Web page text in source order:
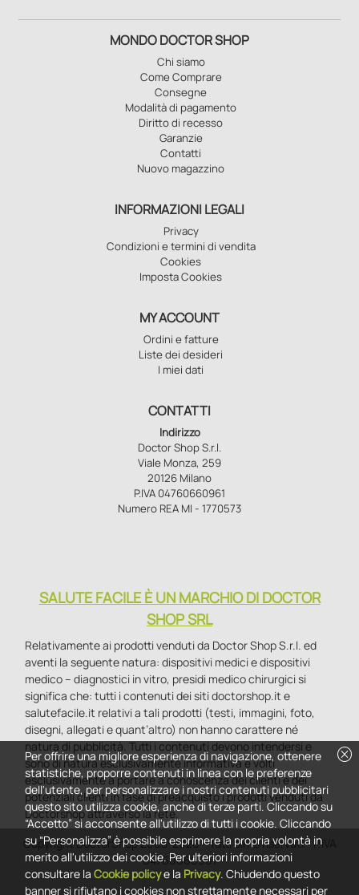
MONDO DOCTOR SHOP
Chi siamo
Come Comprare
Consegne
Modalità di pagamento
Diritto di recesso
Garanzie
Contatti
Nuovo magazzino
INFORMAZIONI LEGALI
Privacy
Condizioni e termini di vendita
Cookies
Imposta Cookies
MY ACCOUNT
Ordini e fatture
Liste dei desideri
I miei dati
CONTATTI
Indirizzo
Doctor Shop S.r.l.
Viale Monza, 259
20126 Milano
P.IVA 04760660961
Numero REA MI - 1770573
SALUTE FACILE È UN MARCHIO DI DOCTOR
SHOP SRL
Relativamente ai prodotti venduti da Doctor Shop S.r.l. ed
aventi la seguente natura: dispositivi medici e dispositivi
medico – diagnostici in vitro, presidi medico chirurgici si
significa che: tutti i contenuti dei siti doctorshop.it e
salutefacile.it relativi a tali prodotti (testi, immagini, foto,
disegni, allegati e quant’altro) non hanno carattere né
natura di pubblicità. Tutti i contenuti devono intendersi e
sono di natura esclusivamente informativa e volti
esclusivamente a portare a conoscenza dei clienti e dei
potenziali clienti in fase di preacquisto i prodotti venduti da
Doctorshop attraverso la rete.
Copyright DoctorShop 2005-2026 - Tutti diritti riservati - P.IVA
04760660961
cancel
Per offrire una migliore esperienza di navigazione, ottenere
statistiche, proporre contenuti in linea con le preferenze
dell'utente, per personalizzare i nostri contenuti pubblicitari
questo sito utilizza cookie, anche di terze parti. Cliccando su
“Accetto” si acconsente all'utilizzo di tutti i cookie. Cliccando
su “Personalizza” è possibile esprimere la propria volontà in
merito all'utilizzo dei cookie. Per ulteriori informazioni
consultare la Cookie policye la Privacy. Chiudendo questo
banner si rifiutano i cookies non strettamente necessari per